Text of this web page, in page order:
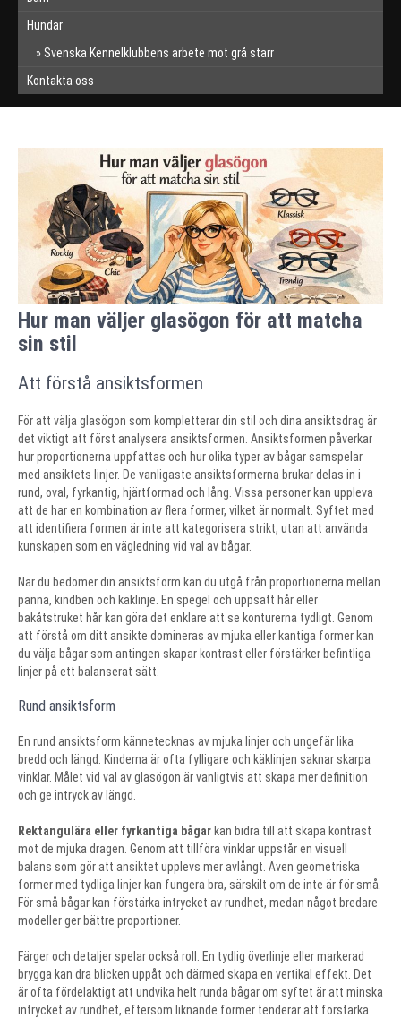
Hundar
Svenska Kennelklubbens arbete mot grå starr
Kontakta oss
Hur man väljer glasögon för att matcha
sin stil
Att förstå ansiktsformen
För att välja glasögon som kompletterar din stil och dina ansiktsdrag är
det viktigt att först analysera ansiktsformen. Ansiktsformen påverkar
hur proportionerna uppfattas och hur olika typer av bågar samspelar
med ansiktets linjer. De vanligaste ansiktsformerna brukar delas in i
rund, oval, fyrkantig, hjärtformad och lång. Vissa personer kan uppleva
att de har en kombination av flera former, vilket är normalt. Syftet med
att identifiera formen är inte att kategorisera strikt, utan att använda
kunskapen som en vägledning vid val av bågar.
När du bedömer din ansiktsform kan du utgå från proportionerna mellan
panna, kindben och käklinje. En spegel och uppsatt hår eller
bakåtstruket hår kan göra det enklare att se konturerna tydligt. Genom
att förstå om ditt ansikte domineras av mjuka eller kantiga former kan
du välja bågar som antingen skapar kontrast eller förstärker befintliga
linjer på ett balanserat sätt.
Rund ansiktsform
En rund ansiktsform kännetecknas av mjuka linjer och ungefär lika
bredd och längd. Kinderna är ofta fylligare och käklinjen saknar skarpa
vinklar. Målet vid val av glasögon är vanligtvis att skapa mer definition
och ge intryck av längd.
Rektangulära eller fyrkantiga bågar kan bidra till att skapa kontrast
mot de mjuka dragen. Genom att tillföra vinklar uppstår en visuell
balans som gör att ansiktet upplevs mer avlångt. Även geometriska
former med tydliga linjer kan fungera bra, särskilt om de inte är för små.
För små bågar kan förstärka intrycket av rundhet, medan något bredare
modeller ger bättre proportioner.
Färger och detaljer spelar också roll. En tydlig överlinje eller markerad
brygga kan dra blicken uppåt och därmed skapa en vertikal effekt. Det
är ofta fördelaktigt att undvika helt runda bågar om syftet är att minska
intrycket av rundhet, eftersom liknande former tenderar att förstärka